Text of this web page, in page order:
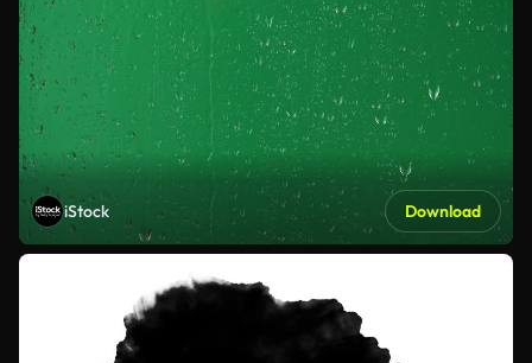
iStock Download